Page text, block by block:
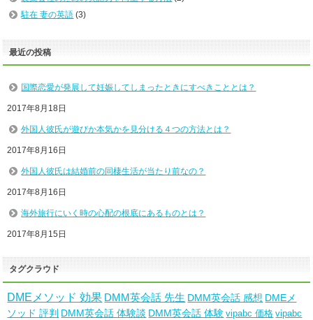
駐在 妻の英語 (3)
最近の投稿
国際恋愛が発展して妊娠してしまったときにすべきこととは？
2017年8月18日
外国人彼氏が遊びか本気かを見分ける４つの方法とは？
2017年8月16日
外国人彼氏は結婚前の同棲生活が当たり前なの？
2017年8月16日
海外旅行にいく時の心配の根底にあるものとは？
2017年8月15日
タグクラウド
DMEメソッド 効果 DMM英会話 先生 DMM英会話 感想 DMEメ
ソッド 評判 DMM英会話 体験談 DMM英会話 体験 vipabc 価格 vipabc